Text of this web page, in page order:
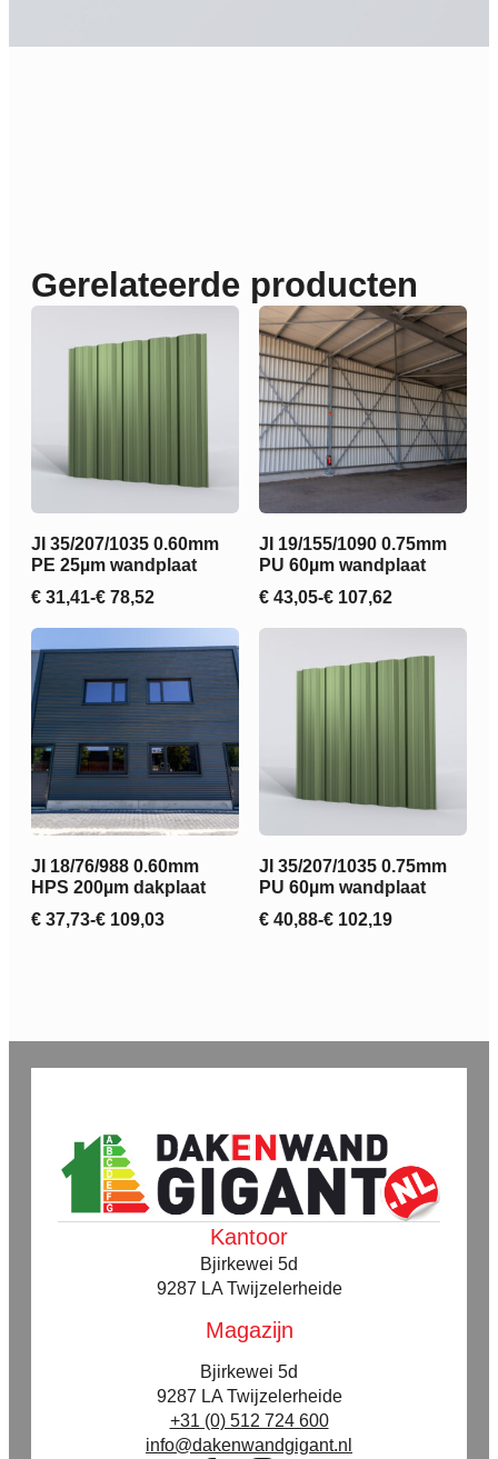
Gerelateerde producten
JI 35/207/1035 0.60mm
PE 25µm wandplaat
€ 31,41-€ 78,52
Prijsklasse:
€ 31,41
tot
€ 78,52
JI 19/155/1090 0.75mm
PU 60µm wandplaat
€ 43,05-€ 107,62
Prijsklasse:
€ 43,05
€ 107,62
JI 18/76/988 0.60mm
HPS 200µm dakplaat
€ 37,73-€ 109,03
Prijsklasse:
JI 35/207/1035 0.75mm
PU 60µm wandplaat
€ 40,88-€ 102,19
Prijsklasse:
Kantoor
Bjirkewei 5d
9287 LA Twijzelerheide
Magazijn
Bjirkewei 5d
9287 LA Twijzelerheide
+31 (0) 512 724 600
info@dakenwandgigant.nl